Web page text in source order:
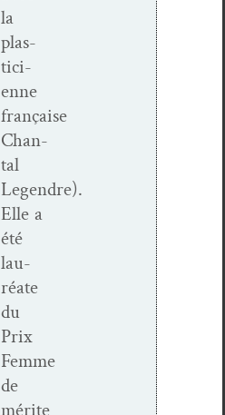
la
plas­
ti­ci­
enne
française
Chan­
tal
Legendre).
Elle a
été
lau­
réate
du
Prix
Femme
de